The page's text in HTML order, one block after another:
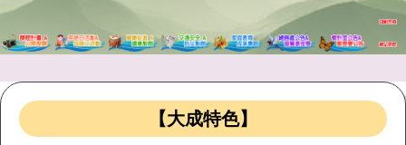
民運動會新北歡迎您！
5/23至5/26 為選手加
油！
※ 「長輩通行動作緩，
敬請愛護禮讓」
【大成特色】